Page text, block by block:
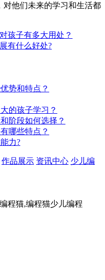
对他们未来的学习和生活都
孩子有多大用处？
有什么好处?
势和特点？
的孩子学习？
阶段如何选择？
哪些特点？
力?
作品展示 资讯中心 少儿编
程猫,编程猫少儿编程